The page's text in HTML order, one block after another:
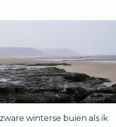
winterse buien als ik